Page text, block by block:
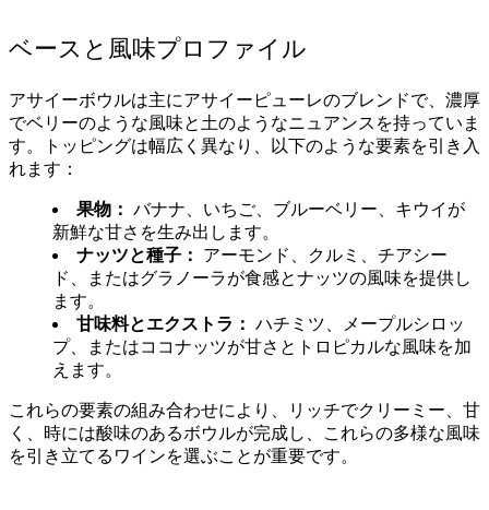
ベースと風味プロファイル
アサイーボウルは主にアサイーピューレのブレンドで、濃厚
でベリーのような風味と土のようなニュアンスを持っていま
す。トッピングは幅広く異なり、以下のような要素を引き入
れます：
果物： バナナ、いちご、ブルーベリー、キウイが
新鮮な甘さを生み出します。
ナッツと種子：
アーモンド、クルミ、チアシー
ド、またはグラノーラが食感とナッツの風味を提供し
ます。
甘味料とエクストラ： ハチミツ、メープルシロッ
プ、またはココナッツが甘さとトロピカルな風味を加
えます。
これらの要素の組み合わせにより、リッチでクリーミー、甘
く、時には酸味のあるボウルが完成し、これらの多様な風味
を引き立てるワインを選ぶことが重要です。